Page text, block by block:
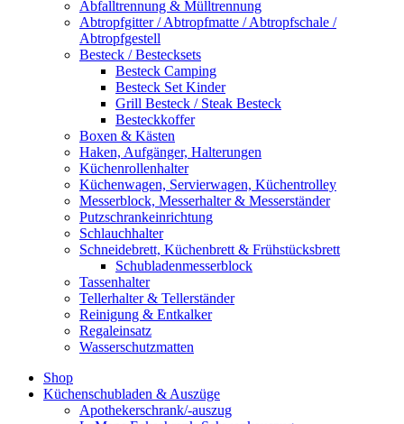
Abfalltrennung & Mülltrennung
Abtropfgitter / Abtropfmatte / Abtropfschale /
Abtropfgestell
Besteck / Bestecksets
Besteck Camping
Besteck Set Kinder
Grill Besteck / Steak Besteck
Besteckkoffer
Boxen & Kästen
Haken, Aufgänger, Halterungen
Küchenrollenhalter
Küchenwagen, Servierwagen, Küchentrolley
Messerblock, Messerhalter & Messerständer
Putzschrankeinrichtung
Schlauchhalter
Schneidebrett, Küchenbrett & Frühstücksbrett
Schubladenmesserblock
Tassenhalter
Tellerhalter & Tellerständer
Reinigung & Entkalker
Regaleinsatz
Wasserschutzmatten
Shop
Küchenschubladen & Auszüge
Apothekerschrank/-auszug